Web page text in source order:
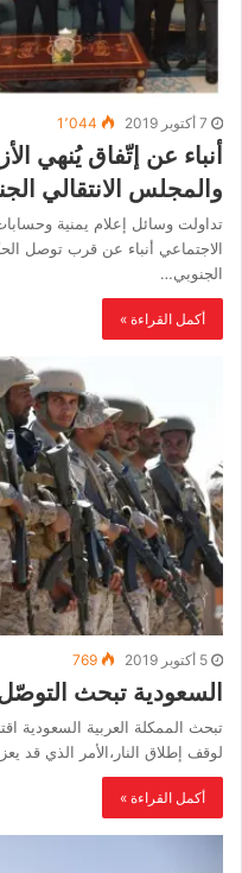
7 أكتوبر 2019 1٬044
أنباء عن إتّفاق يُنهي
والمجلس الانتقالي
تداولت وسائل إعلام يمنية
الاجتماعي أنباء عن قرب توصل
الجنوبي…
أكمل القراءة »
5 أكتوبر 2019 769
السعودية تبحث
تبحث الممكلة العربية السعودية
لوقف إطلاق النار،الأمر الذي قد
أكمل القراءة »